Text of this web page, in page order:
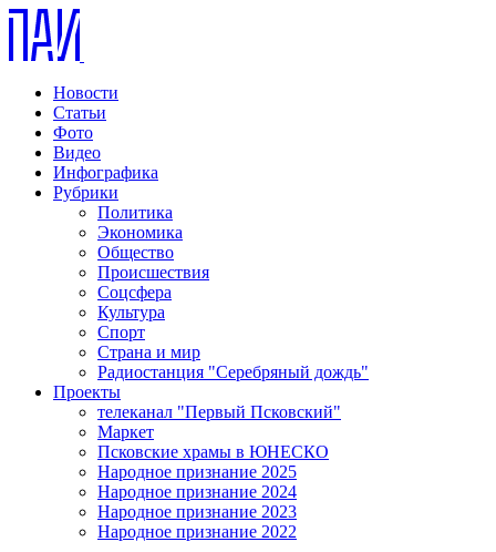
Новости
Статьи
Фото
Видео
Инфографика
Рубрики
Политика
Экономика
Общество
Происшествия
Соцсфера
Культура
Спорт
Страна и мир
Радиостанция "Серебряный дождь"
Проекты
телеканал "Первый Псковский"
Маркет
Псковские храмы в ЮНЕСКО
Народное признание 2025
Народное признание 2024
Народное признание 2023
Народное признание 2022